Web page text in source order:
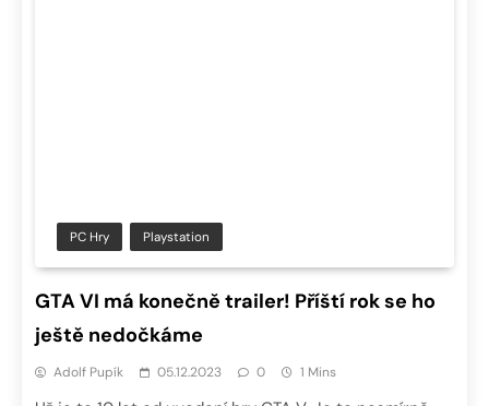
PC Hry Playstation
GTA VI má konečně trailer! Příští rok se ho
ještě nedočkáme
Adolf Pupík 05.12.2023 0 1 Mins